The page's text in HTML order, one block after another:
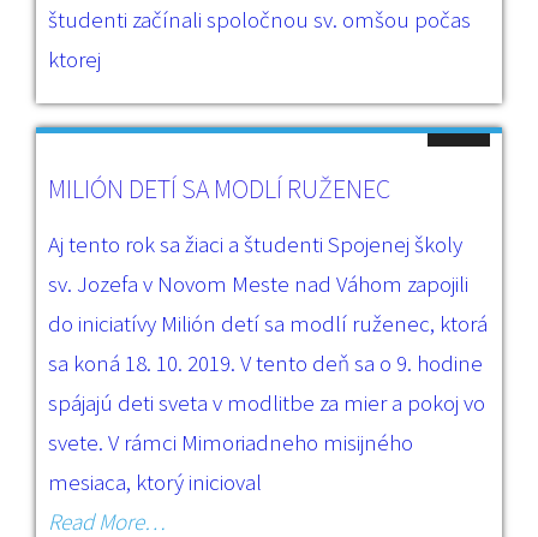
študenti začínali spoločnou sv. omšou počas
ktorej
MILIÓN DETÍ SA MODLÍ RUŽENEC
Aj tento rok sa žiaci a študenti Spojenej školy
sv. Jozefa v Novom Meste nad Váhom zapojili
do iniciatívy Milión detí sa modlí ruženec, ktorá
sa koná 18. 10. 2019. V tento deň sa o 9. hodine
spájajú deti sveta v modlitbe za mier a pokoj vo
svete. V rámci Mimoriadneho misijného
mesiaca, ktorý inicioval
Read More…